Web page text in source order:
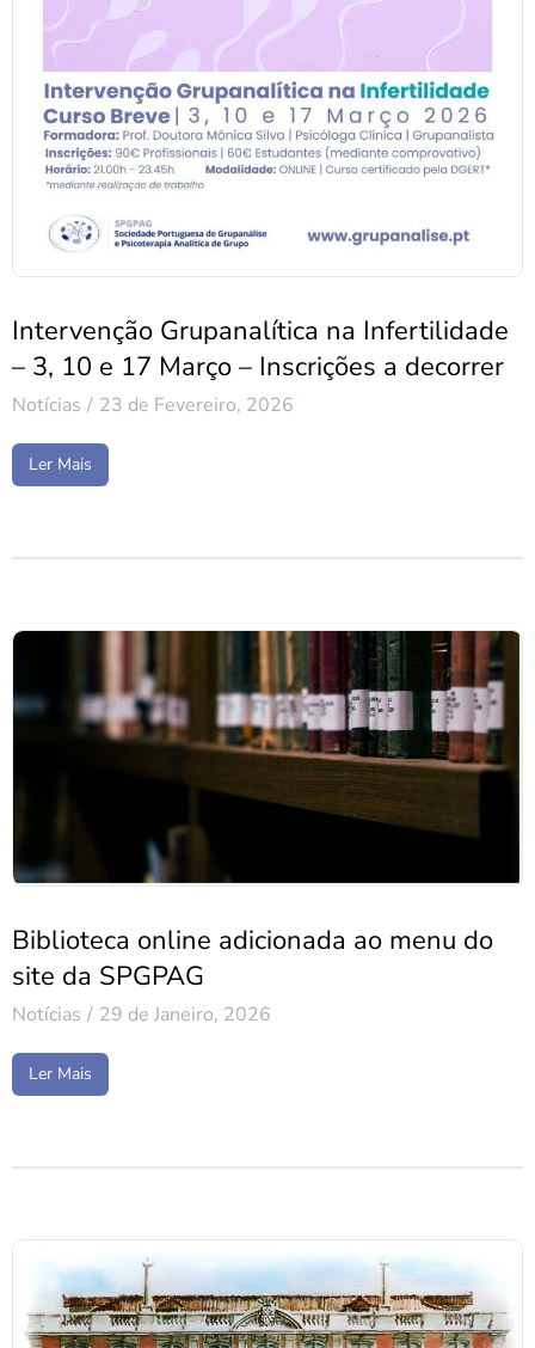
Intervenção Grupanalítica na Infertilidade
– 3, 10 e 17 Março – Inscrições a decorrer
Notícias 23 de Fevereiro, 2026
Ler Mais
Biblioteca online adicionada ao menu do
site da SPGPAG
Notícias 29 de Janeiro, 2026
Ler Mais